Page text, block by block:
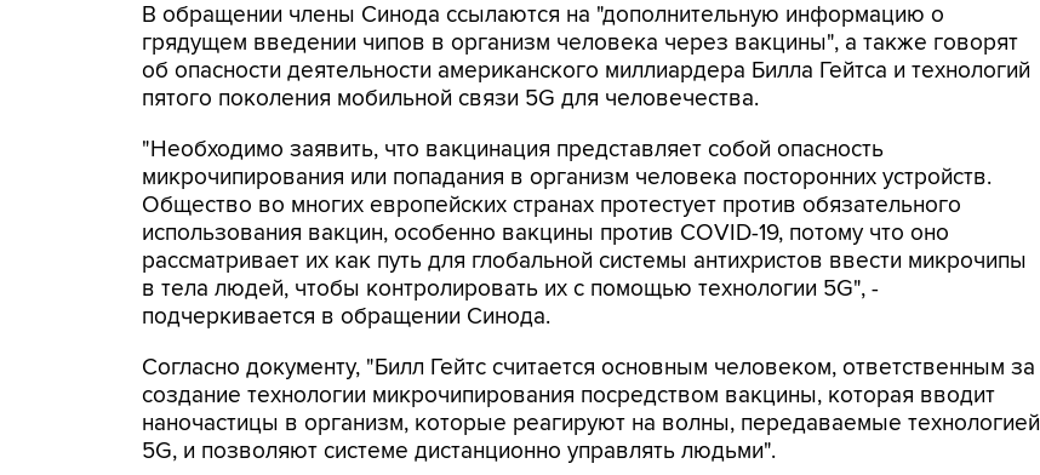
В обращении члены Синода ссылаются на "дополнительную информацию о
грядущем введении чипов в организм человека через вакцины", а также говорят
об опасности деятельности американского миллиардера Билла Гейтса и технологий
пятого поколения мобильной связи 5G для человечества.
"Необходимо заявить, что вакцинация представляет собой опасность
микрочипирования или попадания в организм человека посторонних устройств.
Общество во многих европейских странах протестует против обязательного
использования вакцин, особенно вакцины против COVID-19, потому что оно
рассматривает их как путь для глобальной системы антихристов ввести микрочипы
в тела людей, чтобы контролировать их с помощью технологии 5G", -
подчеркивается в обращении Синода.
Согласно документу, "Билл Гейтс считается основным человеком, ответственным за
создание технологии микрочипирования посредством вакцины, которая вводит
наночастицы в организм, которые реагируют на волны, передаваемые технологией
5G, и позволяют системе дистанционно управлять людьми".